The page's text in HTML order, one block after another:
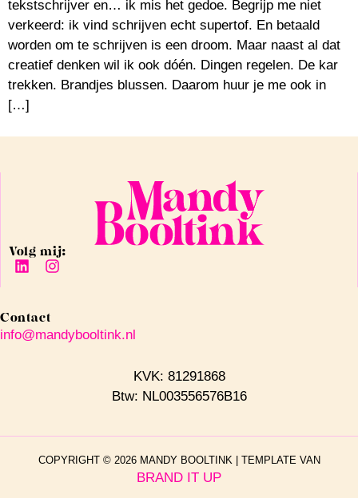
tekstschrijver en… ik mis het gedoe. Begrijp me niet
verkeerd: ik vind schrijven echt supertof. En betaald
worden om te schrijven is een droom. Maar naast al dat
creatief denken wil ik ook dóén. Dingen regelen. De kar
trekken. Brandjes blussen. Daarom huur je me ook in
[…]
Volg mij:
Contact
info@mandybooltink.nl
KVK: 81291868
Btw: NL003556576B16
COPYRIGHT © 2026 MANDY BOOLTINK | TEMPLATE VAN
BRAND IT UP